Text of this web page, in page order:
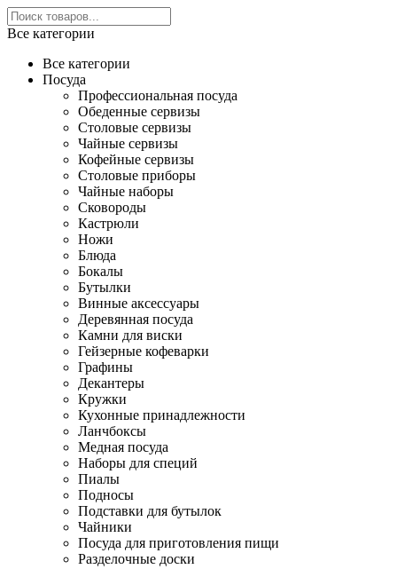
Все категории
Все категории
Посуда
Профессиональная посуда
Обеденные сервизы
Столовые сервизы
Чайные сервизы
Кофейные сервизы
Столовые приборы
Чайные наборы
Сковороды
Кастрюли
Ножи
Блюда
Бокалы
Бутылки
Винные аксессуары
Деревянная посуда
Камни для виски
Гейзерные кофеварки
Графины
Декантеры
Кружки
Кухонные принадлежности
Ланчбоксы
Медная посуда
Наборы для специй
Пиалы
Подносы
Подставки для бутылок
Чайники
Посуда для приготовления пищи
Разделочные доски